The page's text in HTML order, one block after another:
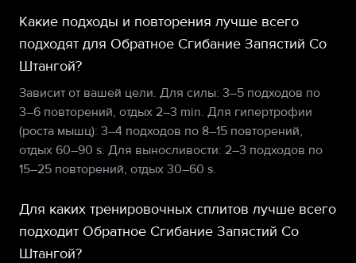
Какие подходы и повторения лучше всего
подходят для Обратное Сгибание Запястий Со
Штангой?
Зависит от вашей цели. Для силы: 3–5 подходов по
3–6 повторений, отдых 2–3 min. Для гипертрофии
(роста мышц): 3–4 подходов по 8–15 повторений,
отдых 60–90 s. Для выносливости: 2–3 подходов по
15–25 повторений, отдых 30–60 s.
Для каких тренировочных сплитов лучше всего
подходит Обратное Сгибание Запястий Со
Штангой?